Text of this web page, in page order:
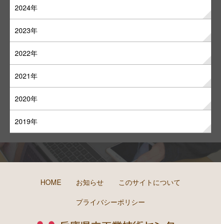
2024年
2023年
2022年
2021年
2020年
2019年
HOME お知らせ
このサイトについて
プライバシーポリシー